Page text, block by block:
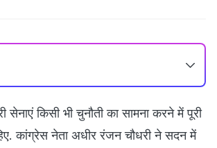
सेनाएं किसी भी चुनौती का सामना करने में पूरी
कांग्रेस नेता अधीर रंजन चौधरी ने सदन में